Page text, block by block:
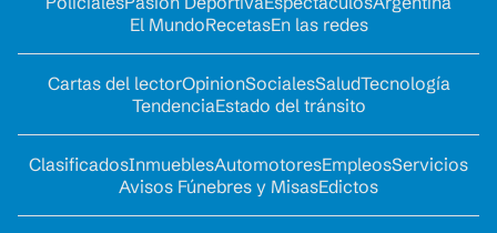
El MundoRecetasEn las redes
Cartas del lectorOpinionSocialesSaludTecnología
TendenciaEstado del tránsito
ClasificadosInmueblesAutomotoresEmpleosServicios
Avisos Fúnebres y MisasEdictos